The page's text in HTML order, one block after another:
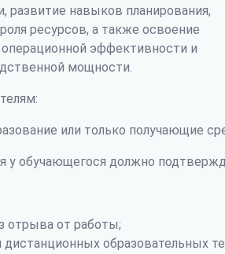
развитие навыков планирования,
ресурсов, а также освоение
эффективности и
мощности.
или только получающие
у обучающегося должно
отрыва от работы;
образовательных